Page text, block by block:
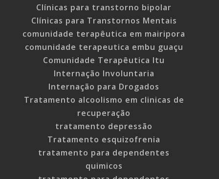
Clínicas para transtorno bipolar
Clínicas para Transtornos Mentais
comunidade terapêutica em mairipora
comunidade terapeutica embu guaçu
Comunidade Terapêutica Itu
Internação Involuntaria
Internação para Drogados
Tratamento alcoolismo em clinicas de
recuperação
tratamento depressão
Tratamento esquizofrenia
tratamento para dependentes
quimicos